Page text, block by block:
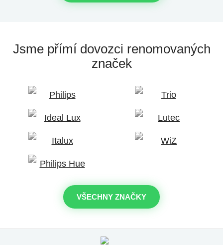
Jsme přímí dovozci renomovaných
značek
VŠECHNY ZNAČKY